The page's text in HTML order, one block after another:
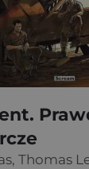
, Thomas